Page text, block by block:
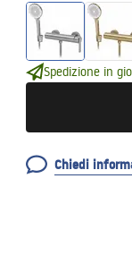
Spedizione in
Chiedi